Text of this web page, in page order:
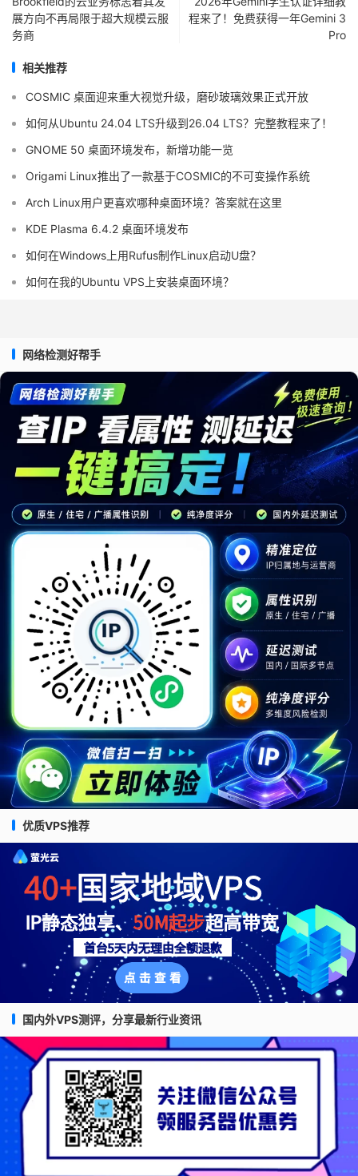
展方向不再局限于超大规模云服
务商
程来了！免费获得一年Gemini 3
Pro
相关推荐
COSMIC 桌面迎来重大视觉升级，磨砂玻璃效果正式开放
如何从Ubuntu 24.04 LTS升级到26.04 LTS？完整教程来了！
GNOME 50 桌面环境发布，新增功能一览
Origami Linux推出了一款基于COSMIC的不可变操作系统
Arch Linux用户更喜欢哪种桌面环境？答案就在这里
KDE Plasma 6.4.2 桌面环境发布
如何在Windows上用Rufus制作Linux启动U盘？
如何在我的Ubuntu VPS上安装桌面环境？
网络检测好帮手
优质VPS推荐
国内外VPS测评，分享最新行业资讯